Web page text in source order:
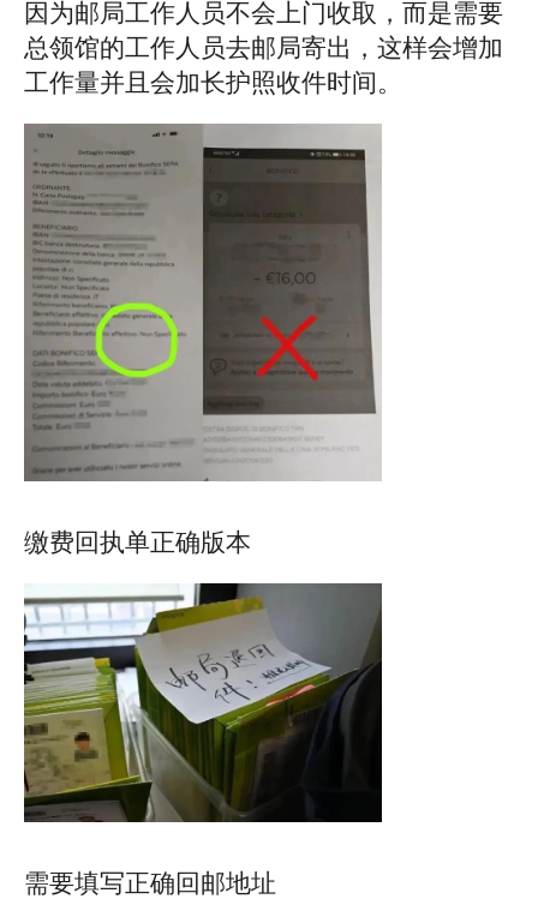
因为邮局工作人员不会上门收取，而是需要
总领馆的工作人员去邮局寄出，这样会增加
工作量并且会加长护照收件时间。
缴费回执单正确版本
需要填写正确回邮地址